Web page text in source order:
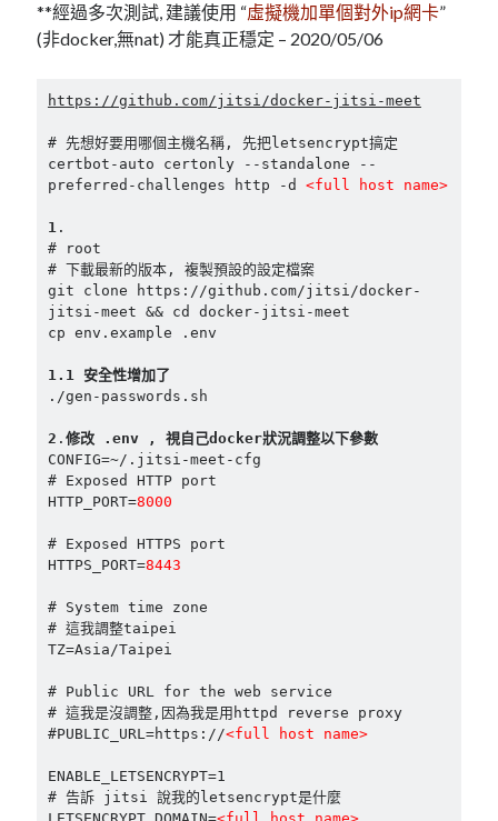
restic RockyLinux security
ubuntu vm vmware
vpn windows wordpress
一個人的武林 品質管理系統 單車
分類
android
github
mindmap
rclone
品質管理系統
單車
技術
未分類
軟體介紹
閑聊
**經過多次測試, 建議使用 “虛擬機加單個對外ip網卡”
(非docker,無nat) 才能真正穩定 – 2020/05/06
https://github.com/jitsi/docker-jitsi-meet
# 先想好要用哪個主機名稱, 先把letsencrypt搞定
certbot-auto certonly --standalone --
preferred-challenges http -d <full host name>
1.
# root
# 下載最新的版本, 複製預設的設定檔案
git clone https://github.com/jitsi/docker-
jitsi-meet && cd docker-jitsi-meet
cp env.example .env
1.1 安全性增加了
./gen-passwords.sh
2 . 修改 .env , 視自己docker狀況調整以下參數
CONFIG=~/.jitsi-meet-cfg
# Exposed HTTP port
HTTP_PORT=8000
# Exposed HTTPS port
HTTPS_PORT=8443
# System time zone
# 這我調整taipei
TZ=Asia/Taipei
# Public URL for the web service
# 這我是沒調整,因為我是用httpd reverse proxy
#PUBLIC_URL=https://
<full host name>
ENABLE_LETSENCRYPT=1
# 告訴 jitsi 說我的letsencrypt是什麼